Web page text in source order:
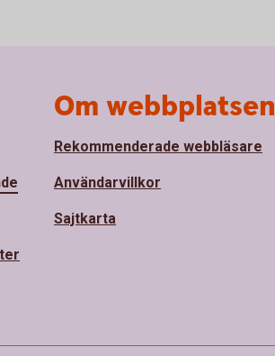
Om webbplatsen
Rekommenderade webbläsare
Användarvillkor
Sajtkarta